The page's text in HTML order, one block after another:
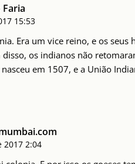
15:53
Era um vice reino, e os seus
os indianos não
em 1507, e a União
2017 2:04